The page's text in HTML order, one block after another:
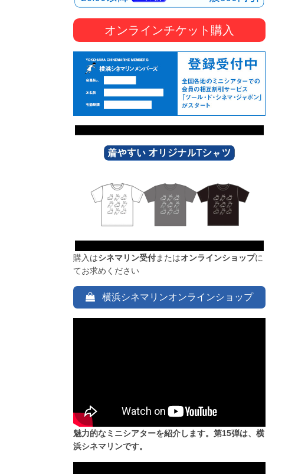
オンラインチケット購入
購入はシネマリン受付またはオンラインショップに
てお求めください
横浜シネマリンオンラインショップ
魅力的なミニシアターを紹介します。第15弾は、横
浜シネマリンです。